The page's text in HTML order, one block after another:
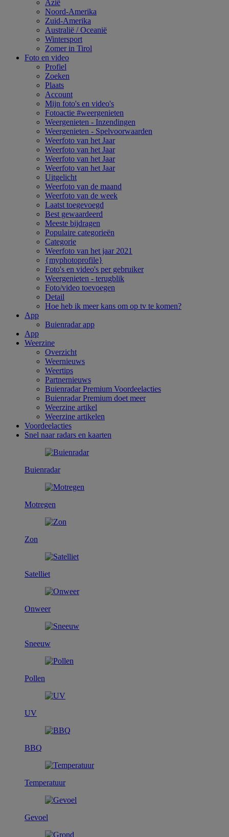
Azië
Noord-Amerika
Zuid-Amerika
Australië / Oceanië
Wintersport
Zomer in Tirol
Foto en video
Profiel
Zoeken
Plaats
Account
Mijn foto's en video's
Fotoactie #weergenieten
Weergenieten - Inzendingen
Weergenieten - Spelvoorwaarden
Weerfoto van het Jaar
Weerfoto van het Jaar
Weerfoto van het Jaar
Weerfoto van het Jaar
Uitgelicht
Weerfoto van de maand
Weerfoto van de week
Laatst toegevoegd
Best gewaardeerd
Meeste bijdragen
Populaire categorieën
Categorie
Weerfoto van het jaar 2021
{myphotoprofile}
Foto's en video's per gebruiker
Weergenieten - terugblik
Foto/video toevoegen
Detail
Hoe heb ik meer kans om op tv te komen?
App
Buienradar app
App
Weerzine
Overzicht
Weernieuws
Weertips
Partnernieuws
Buienradar Premium Voordeelacties
Buienradar Premium doet meer
Weerzine artikel
Weerzine artikelen
Voordeelacties
Snel naar radars en kaarten
Buienradar
Motregen
Zon
Satelliet
Onweer
Sneeuw
Pollen
UV
BBQ
Temperatuur
Gevoel